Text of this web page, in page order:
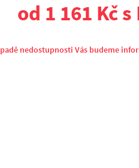
od 1 161 Kč s
nedostupnosti Vás budeme